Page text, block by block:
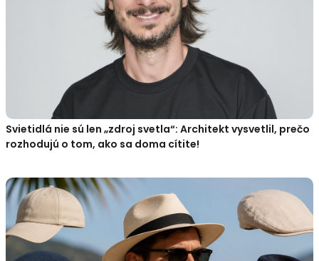
Svietidlá nie sú len „zdroj svetla“: Architekt vysvetlil, prečo
rozhodujú o tom, ako sa doma cítite!